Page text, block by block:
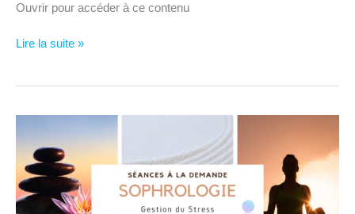
Ouvrir pour accéder à ce contenu
2025/2026
en
séances
collectives
en
Lire la suite »